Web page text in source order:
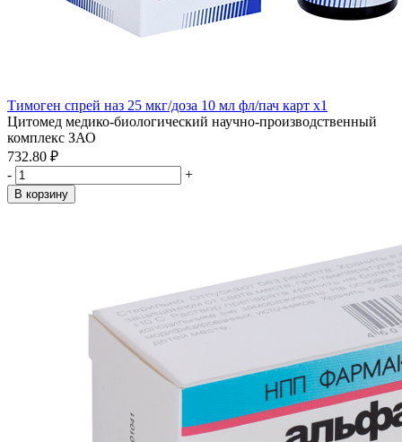
Тимоген спрей наз 25 мкг/доза 10 мл фл/пач карт x1
Цитомед медико-биологический научно-производственный
комплекс ЗАО
732.80 ₽
-
+
В корзину